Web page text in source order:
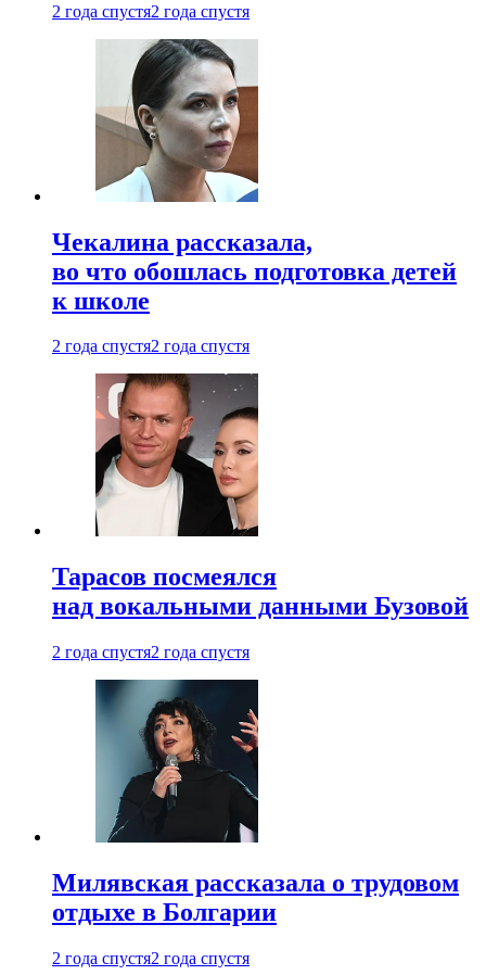
2 года спустя2 года спустя
Чекалина рассказала,
во что обошлась подготовка детей
к школе
2 года спустя2 года спустя
Тарасов посмеялся
над вокальными данными Бузовой
2 года спустя2 года спустя
Милявская рассказала о трудовом
отдыхе в Болгарии
2 года спустя2 года спустя